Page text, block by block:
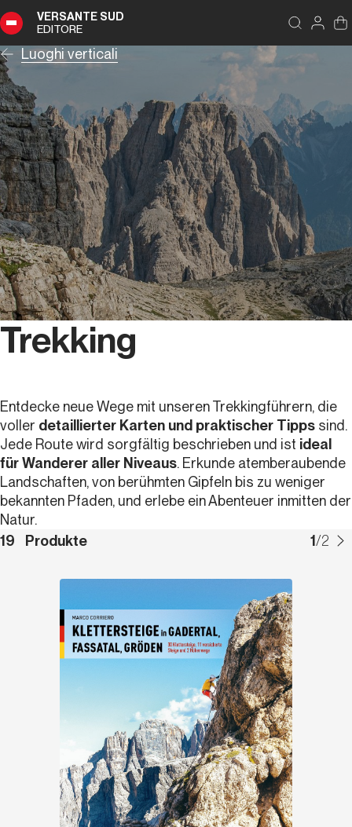
VERSANTE SUD
EDITORE
Luoghi verticali
Trekking
Entdecke neue Wege mit unseren Trekkingführern, die
voller detaillierter Karten und praktischer Tipps sind.
Jede Route wird sorgfältig beschrieben und ist ideal
für Wanderer aller Niveaus. Erkunde atemberaubende
Landschaften, von berühmten Gipfeln bis zu weniger
bekannten Pfaden, und erlebe ein Abenteuer inmitten der
Natur.
19
Produkte 1/2
Entdecken